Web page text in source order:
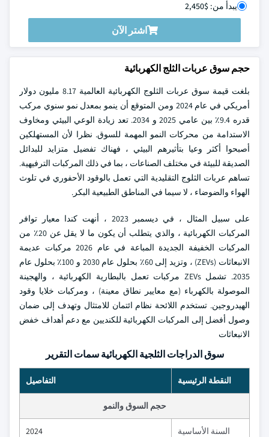
يبدأ من: $2,450
اشتر الآن
حجم سوق عربات الثلج الكهربائية
بلغت قيمة سوق عربات الثلوج الكهربائية العالمية 8.17 مليون دولار
أمريكي في عام 2024 ومن المتوقع أن ينمو بمعدل نمو سنوي مركب
قدره 9.4٪ بين عامي 2025 و 2034. تعد زيادة الوعي البيئي ومخاوف
الاستدامة من محركات النمو المهمة للسوق. نظرا لأن المستهلكين
أصبحوا أكثر وعيا بتأثيرهم البيئي ، فهناك تفضيل متزايد للبدائل
الصديقة للبيئة في مختلف الصناعات ، بما في ذلك المركبات الترفيهية.
تساهم عربات الثلوج التقليدية التي تعمل بالوقود الأحفوري في تلوث
الهواء والضوضاء ، لا سيما في المناطق الطبيعية البكر.
على سبيل المثال ، في ديسمبر 2023 ، أنهت كندا معيار توافر
المركبات الكهربائية ، والذي يتطلب أن يكون ما لا يقل عن 20٪ من
المركبات الخفيفة الجديدة المباعة في عام 2026 مركبات عديمة
الانبعاثات (ZEVs) ، وتزيد إلى 60٪ بحلول عام 2030 و 100٪ بحلول عام
2035. تشمل ZEVs مركبات تعمل بالبطارية الكهربائية ، والهجينة
الموصولة بالكهرباء (مع معايير نطاق معينة) ، ومركبات خلايا وقود
الهيدروجين. تستخدم اللائحة نظام ائتمان للامتثال وتهدف إلى ضمان
وصول أفضل إلى المركبات الكهربائية للكنديين مع دعم أهداف خفض
الانبعاثات
سوق الدراجات الثلجية الكهربائية سمات التقرير
النقطة الرئيسية التفاصيل
حجم السوق والنمو
السنة الأساسية 2024